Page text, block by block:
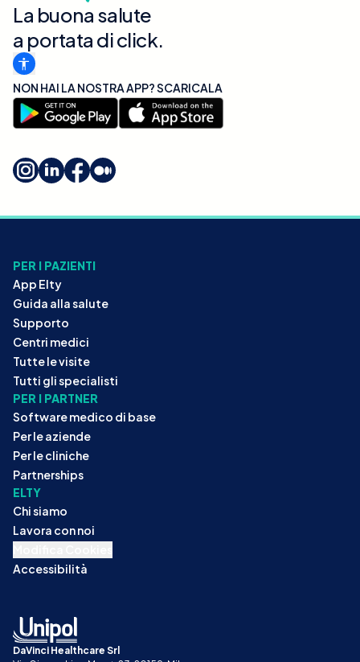
La buona salute
a portata di click.
NON HAI LA NOSTRA APP? SCARICALA
PER I PAZIENTI
App Elty
Guida alla salute
Supporto
Centri medici
Tutte le visite
Tutti gli specialisti
PER I PARTNER
Software medico di base
Per le aziende
Per le cliniche
Partnerships
ELTY
Chi siamo
Lavora con noi
Accessibilità
DaVinci Healthcare Srl